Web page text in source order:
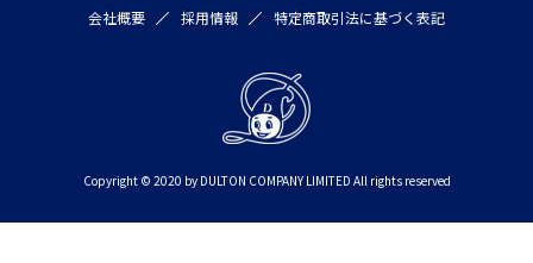
会社概要
採用情報 特定商取引法に基づく表記
Copyright © 2020 by DULTON COMPANY LIMITED All rights reserved